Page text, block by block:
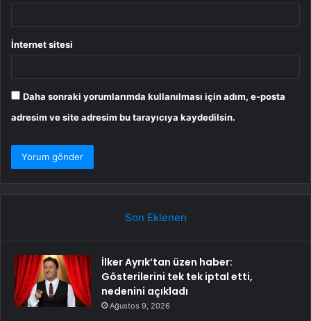
İnternet sitesi
Daha sonraki yorumlarımda kullanılması için adım, e-posta
adresim ve site adresim bu tarayıcıya kaydedilsin.
Son Eklenen
İlker Ayrık’tan üzen haber:
Gösterilerini tek tek iptal etti,
nedenini açıkladı
Ağustos 9, 2026